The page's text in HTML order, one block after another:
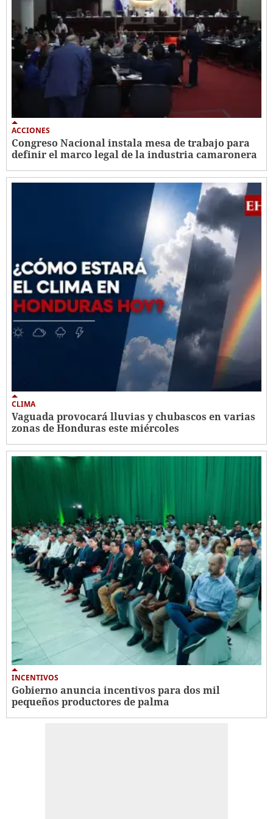
ACCIONES
Congreso Nacional instala mesa de trabajo para
definir el marco legal de la industria camaronera
CLIMA
Vaguada provocará lluvias y chubascos en varias
zonas de Honduras este miércoles
INCENTIVOS
Gobierno anuncia incentivos para dos mil
pequeños productores de palma